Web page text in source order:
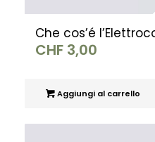
Che cos’é
CHF3,00
Aggiungi al carrello